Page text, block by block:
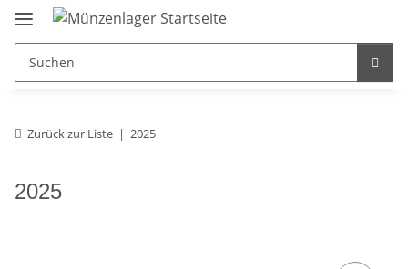
Zurück zur Liste 2025
2025